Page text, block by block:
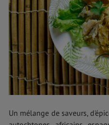
Un mélange de saveurs,